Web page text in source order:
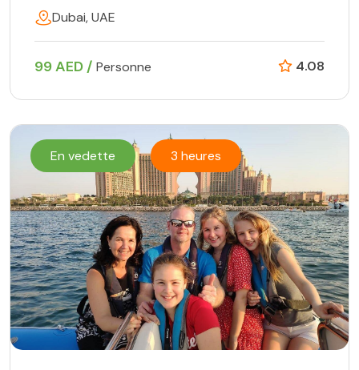
Dubai, UAE
99 AED / Personne 4.08
En vedette 3 heures